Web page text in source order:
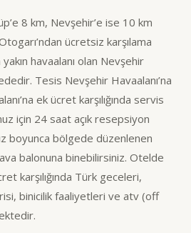
8 km, Nevşehir’e ise 10 km
ücretsiz karşılama
havaalanı olan Nevşehir
Tesis Nevşehir Havaalanı’na
ek ücret karşılığında servis
için 24 saat açık resepsiyon
boyunca bölgede düzenlenen
balonuna binebilirsiniz. Otelde
karşılığında Türk geceleri,
binicilik faaliyetleri ve atv (off